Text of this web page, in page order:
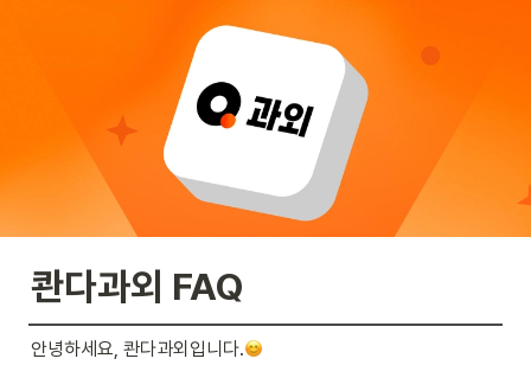
콴다과외 FAQ
안녕하세요, 콴다과외입니다.